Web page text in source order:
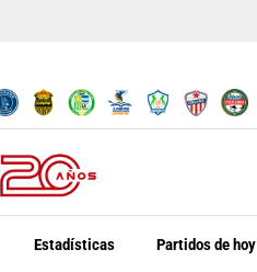
Estadísticas Partidos de hoy